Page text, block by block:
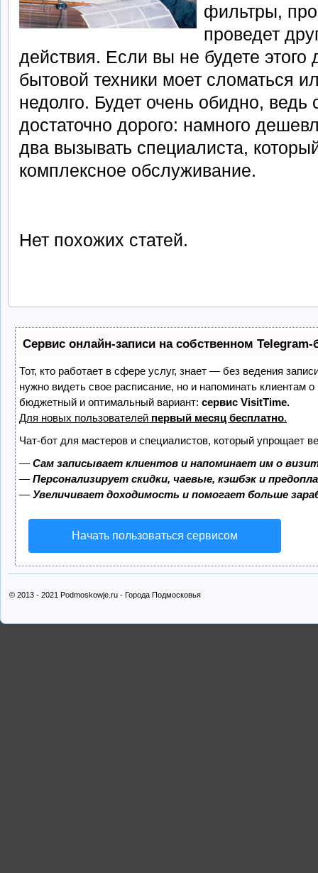
фильтры,
проведет
действия. Если вы не будете этого
бытовой техники моет сломаться
недолго. Будет очень обидно, ведь
достаточно дорого: намного
два вызывать специалиста,
комплексное обслуживание.
Нет похожих статей.
Сервис онлайн-записи на собственном Telegram-
Тот, кто работает в сфере услуг, знает — без ведения
нужно видеть свое расписание, но и напоминать клиентам
бюджетный и оптимальный вариант: сервис VisitTime.
Для новых пользователей первый месяц бесплатно.
Чат-бот для мастеров и специалистов, который упрощает
— Сам записывает клиентов и напоминает им о
— Персонализирует скидки, чаевые, кэшбэк и
— Увеличивает доходимость и помогает больше
Начать пользоваться сервисом
© 2013 - 2021 Podmoskowje.ru - Города Подмосковья